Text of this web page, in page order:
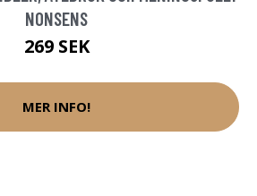
NONSENS
269 SEK
MER INFO!